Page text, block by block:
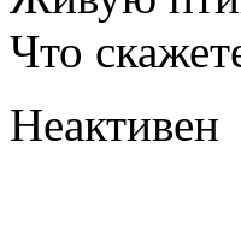
Что
Неактивен